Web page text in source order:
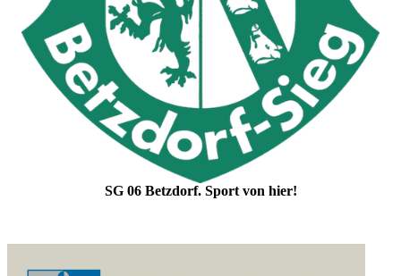
SG 06 Betzdorf. Sport von hier!